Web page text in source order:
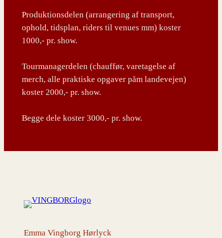
Produktionsdelen (arrangering af transport,
ophold, tidsplan, riders til venues mm) koster
1000,- pr. show.
Tourmanagerdelen (chauffør, varetagelse af
merch, alle praktiske opgaver påm landevejen)
koster 2000,- pr. show.
Begge dele koster 3000,- pr. show.
Emma Vingborg Hørlyck